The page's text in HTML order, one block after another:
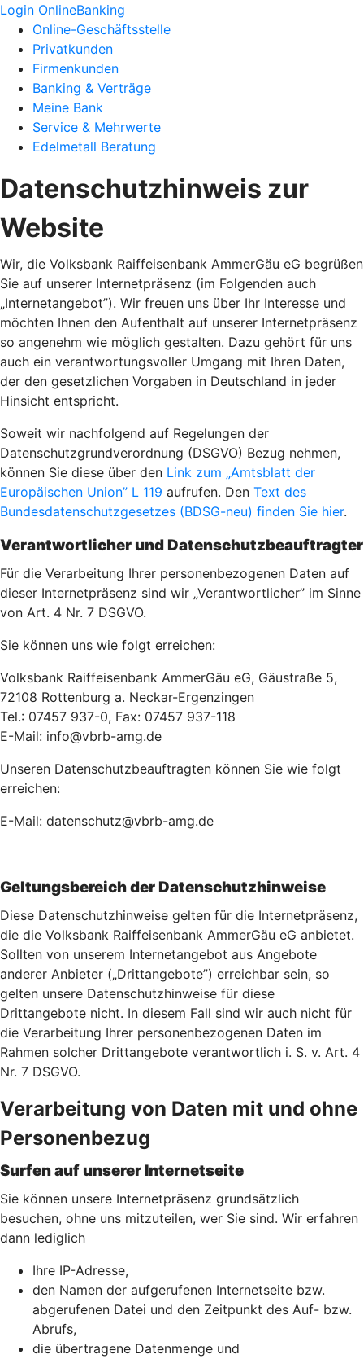
Login OnlineBanking
Online-Geschäftsstelle
Privatkunden
Firmenkunden
Banking & Verträge
Meine Bank
Service & Mehrwerte
Edelmetall Beratung
Datenschutzhinweis zur
Website
Wir, die Volksbank Raiffeisenbank AmmerGäu eG begrüßen
Sie auf unserer Internetpräsenz (im Folgenden auch
„Internetangebot”). Wir freuen uns über Ihr Interesse und
möchten Ihnen den Aufenthalt auf unserer Internetpräsenz
so angenehm wie möglich gestalten. Dazu gehört für uns
auch ein verantwortungsvoller Umgang mit Ihren Daten,
der den gesetzlichen Vorgaben in Deutschland in jeder
Hinsicht entspricht.
Soweit wir nachfolgend auf Regelungen der
Datenschutzgrundverordnung (DSGVO) Bezug nehmen,
können Sie diese über den Link zum „Amtsblatt der
Europäischen Union” L 119 aufrufen. Den Text des
Bundesdatenschutzgesetzes (BDSG-neu) finden Sie hier.
Verantwortlicher und Datenschutzbeauftragter
Für die Verarbeitung Ihrer personenbezogenen Daten auf
dieser Internetpräsenz sind wir „Verantwortlicher” im Sinne
von Art. 4 Nr. 7 DSGVO.
Sie können uns wie folgt erreichen:
Volksbank Raiffeisenbank AmmerGäu eG, Gäustraße 5,
72108 Rottenburg a. Neckar-Ergenzingen
Tel.: 07457 937-0, Fax: 07457 937-118
E-Mail: info@vbrb-amg.de
Unseren Datenschutzbeauftragten können Sie wie folgt
erreichen:
E-Mail: datenschutz@vbrb-amg.de
Geltungsbereich der Datenschutzhinweise
Diese Datenschutzhinweise gelten für die Internetpräsenz,
die die Volksbank Raiffeisenbank AmmerGäu eG anbietet.
Sollten von unserem Internetangebot aus Angebote
anderer Anbieter („Drittangebote”) erreichbar sein, so
gelten unsere Datenschutzhinweise für diese
Drittangebote nicht. In diesem Fall sind wir auch nicht für
die Verarbeitung Ihrer personenbezogenen Daten im
Rahmen solcher Drittangebote verantwortlich i. S. v. Art. 4
Nr. 7 DSGVO.
Verarbeitung von Daten mit und ohne
Personenbezug
Surfen auf unserer Internetseite
Sie können unsere Internetpräsenz grundsätzlich
besuchen, ohne uns mitzuteilen, wer Sie sind. Wir erfahren
dann lediglich
Ihre IP-Adresse,
den Namen der aufgerufenen Internetseite bzw.
abgerufenen Datei und den Zeitpunkt des Auf- bzw.
Abrufs,
die übertragene Datenmenge und